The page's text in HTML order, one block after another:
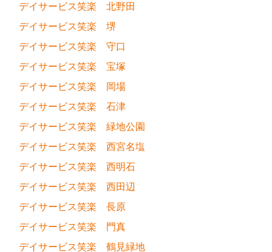
デイサービス笑楽 北野田
デイサービス笑楽 堺
デイサービス笑楽 守口
デイサービス笑楽 宝塚
デイサービス笑楽 岡場
デイサービス笑楽 石津
デイサービス笑楽 緑地公園
デイサービス笑楽 西宮名塩
デイサービス笑楽 西明石
デイサービス笑楽 西田辺
デイサービス笑楽 長原
デイサービス笑楽 門真
デイサービス笑楽 鶴見緑地